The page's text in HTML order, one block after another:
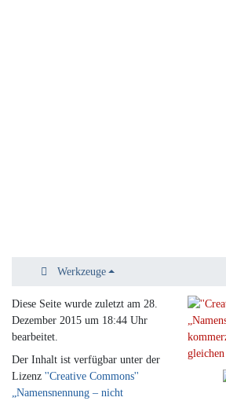
Werkzeuge
Diese Seite wurde zuletzt am 28.
Dezember 2015 um 18:44 Uhr
bearbeitet.
Der Inhalt ist verfügbar unter der
Lizenz ''Creative Commons''
„Namensnennung – nicht